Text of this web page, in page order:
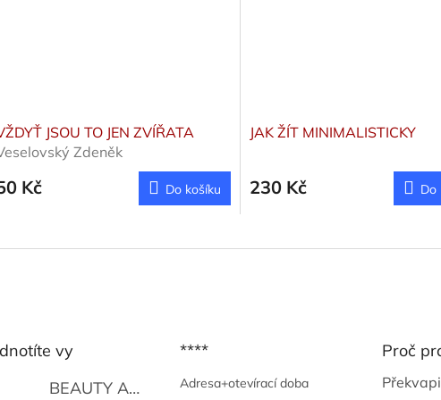
JSOU TO JEN ZVÍŘATA
Zdeněk
Kč Do košíku
JAK ŽÍT MINIMALISTICKY
230 Kč Do
vy
BEAUTY AND THE BEAT
Go Go's
****
Adresa+otevírací doba
Proč